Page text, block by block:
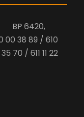
BP 6420,
38 89 / 610
70 / 611 11 22